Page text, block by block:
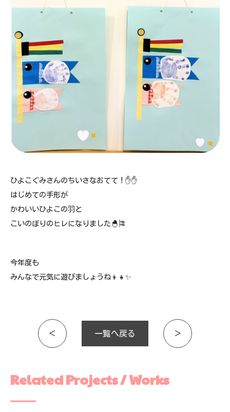
ひよこぐみさんのちいさなおてて！✋✋
はじめての手形が
かわいいひよこの羽と
こいのぼりのヒレになりました🐣🎏
今年度も
みんなで元気に遊びましょうね👦👧✨
＜ 一覧へ戻る ＞
Related Projects / Works